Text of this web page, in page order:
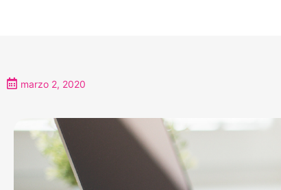
marzo 2, 2020